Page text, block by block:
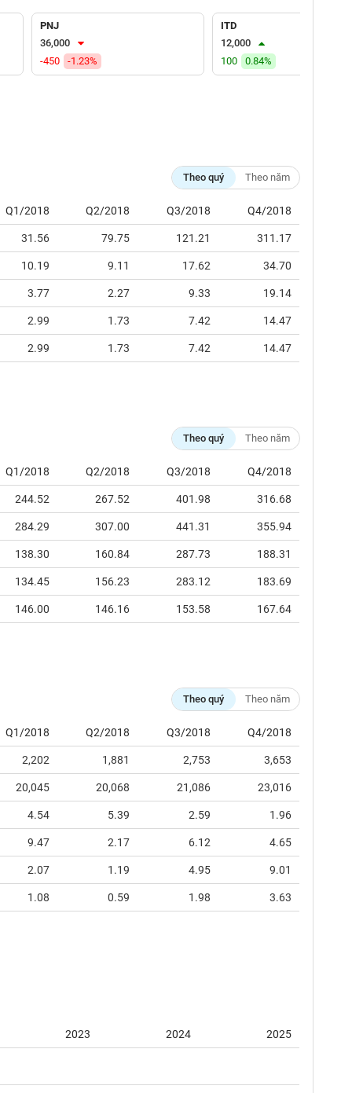
PNJ
36,000
-450
-1.23%
ITD
12,000
100
0.84%
Theo quý Theo năm
Q1/2018 Q2/2018 Q3/2018 Q4/2018
31.56 79.75 121.21 311.17
10.19 9.11 17.62 34.70
3.77 2.27 9.33 19.14
2.99 1.73 7.42 14.47
2.99 1.73 7.42 14.47
Theo quý Theo năm
Q1/2018 Q2/2018 Q3/2018 Q4/2018
244.52 267.52 401.98 316.68
284.29 307.00 441.31 355.94
138.30 160.84 287.73 188.31
134.45 156.23 283.12 183.69
146.00 146.16 153.58 167.64
Theo quý Theo năm
Q1/2018 Q2/2018 Q3/2018 Q4/2018
2,202 1,881 2,753 3,653
20,045 20,068 21,086 23,016
4.54 5.39 2.59 1.96
9.47 2.17 6.12 4.65
2.07 1.19 4.95 9.01
1.08 0.59 1.98 3.63
2023 2024
2025